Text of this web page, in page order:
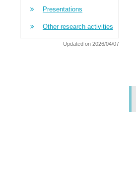
Presentations
Other research activities
Updated on 2026/04/07